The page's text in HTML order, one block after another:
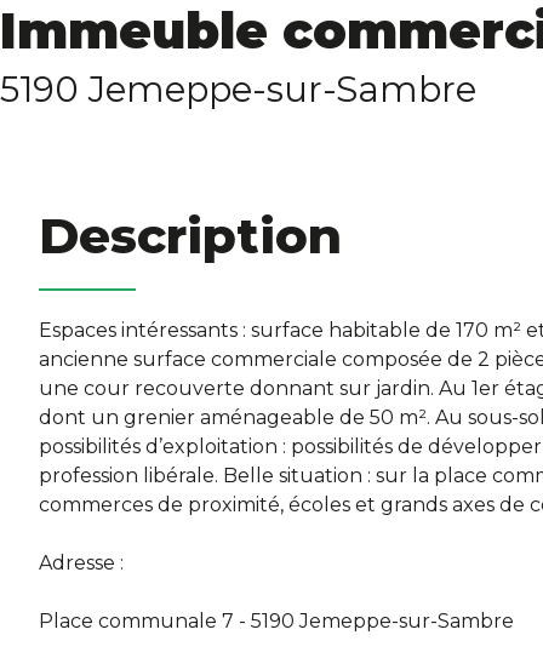
Immeuble
5190 Jemeppe-sur-Sambre
Description
Espaces intéressants : surface habitable de 170 m²
ancienne surface commerciale composée de 2
une cour recouverte donnant sur jardin. Au 1er
dont un grenier aménageable de 50 m². Au sous-
possibilités d’exploitation : possibilités de
profession libérale. Belle situation : sur la place
commerces de proximité, écoles et grands axes de
Adresse :
Place communale 7 - 5190 Jemeppe-sur-Sambre